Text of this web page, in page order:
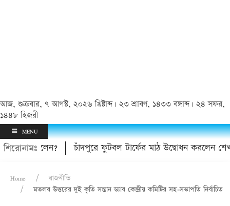
আজ, শুক্রবার, ৭ আগস্ট, ২০২৬ খ্রিষ্টাব্দ | ২৩ শ্রাবণ, ১৪৩৩ বঙ্গাব্দ | ২৪ সফর,
১৪৪৮ হিজরী
MENU
শিরোনামঃ
গেলেন? চাঁদপুরে ফুটবল টার্ফের মাঠ উদ্বোধন করলেন শেখ
Home
রাজনীতি
মতলব উত্তরের দুই কৃতি সন্তান ড্যাব কেন্দ্রীয় কমিটির সহ-সভাপতি নির্বাচিত